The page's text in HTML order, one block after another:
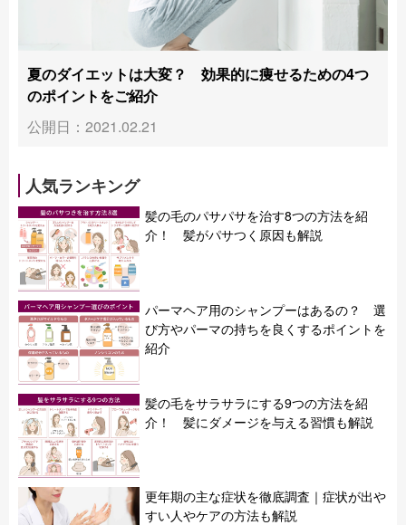
夏のダイエットは大変？ 効果的に痩せるための4つ
のポイントをご紹介
公開日：2021.02.21
人気ランキング
髪の毛のパサパサを治す8つの方法を紹
介！ 髪がパサつく原因も解説
パーマヘア用のシャンプーはあるの？ 選
び方やパーマの持ちを良くするポイントを
紹介
髪の毛をサラサラにする9つの方法を紹
介！ 髪にダメージを与える習慣も解説
更年期の主な症状を徹底調査｜症状が出や
すい人やケアの方法も解説